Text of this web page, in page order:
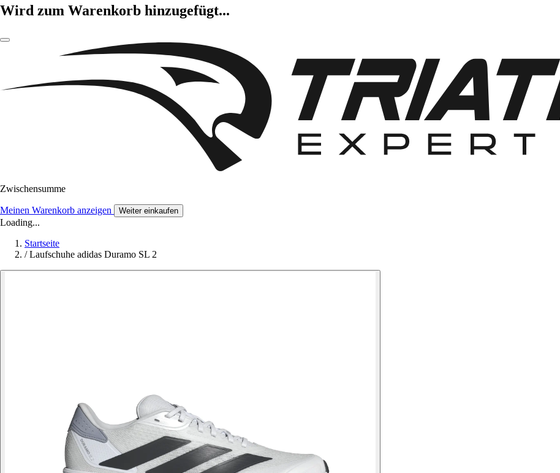
Wird zum Warenkorb hinzugefügt...
Zwischensumme
Meinen Warenkorb anzeigen Weiter einkaufen
Loading...
Startseite
/ Laufschuhe adidas Duramo SL 2